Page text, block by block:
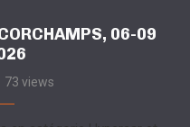
06-09
73 views